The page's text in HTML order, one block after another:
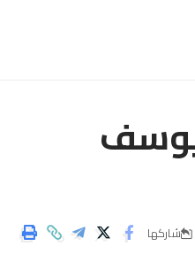
يوسف
شاركها